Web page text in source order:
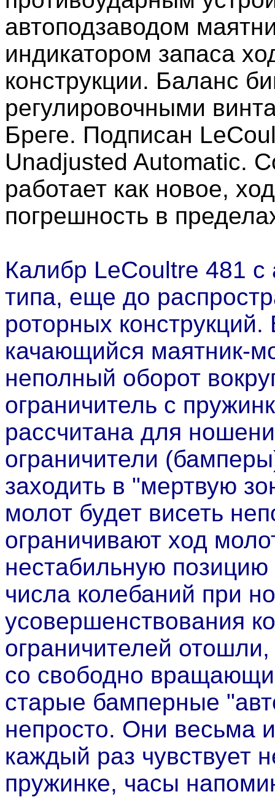
автоподзаводом
индикатором запаса
конструкции. Баланс
регулировочными
Бреге. Подписан
Unadjusted Automatic.
работает как новое,
погрешность в
Калибр LeCoultre 481 с
типа, еще до
роторных
качающийся маятник-
неполный оборот
ограничитель с
рассчитана для
ограничители
заходить в "мертвую
молот будет висеть
ограничивают ход
нестабильную
числа колебаний при
усовершенствования
ограничителей
со свободно
старые бамперные
непросто. Они весьма
каждый раз чувствует
пружинке, часы